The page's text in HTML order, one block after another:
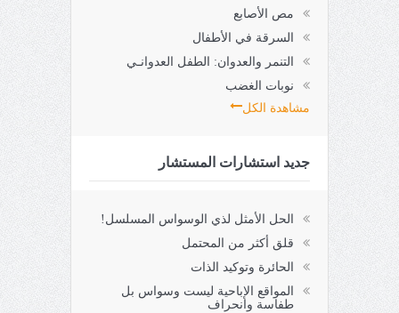
مص الأصابع
السرقة في الأطفال
التنمر والعدوان: الطفل العدوانـي
نوبات الغضب
مشاهدة الكل
جديد استشارات المستشار
الحل الأمثل لذي الوسواس المسلسل!
قلق أكثر من المحتمل
الحائرة وتوكيد الذات
المواقع الإباحية ليست وسواس بل
طفاسة وانحراف